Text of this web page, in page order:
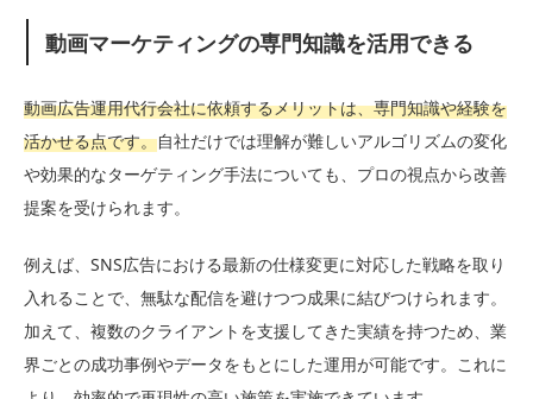
動画マーケティングの専門知識を活用できる
動画広告運用代行会社に依頼するメリットは、専門知識や経験を
活かせる点です。自社だけでは理解が難しいアルゴリズムの変化
や効果的なターゲティング手法についても、プロの視点から改善
提案を受けられます。
例えば、SNS広告における最新の仕様変更に対応した戦略を取り
入れることで、無駄な配信を避けつつ成果に結びつけられます。
加えて、複数のクライアントを支援してきた実績を持つため、業
界ごとの成功事例やデータをもとにした運用が可能です。これに